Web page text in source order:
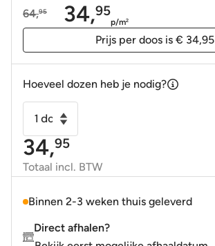
64,95
Oorspronkelijke
34,95
Huidige
p/m2
Prijs per doos is € 34,95
Hoeveel dozen heb je nodig?
KitKat
Arrow
Victorian
Groen
1,5x10
aantal
34,95
Totaal incl. BTW
Binnen 2-3 weken thuis geleverd
Direct afhalen?